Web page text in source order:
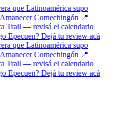
que Latinoamérica supo
Comechingón 📍
Trail — revisá el calendario
Dejá tu review acá
que Latinoamérica supo
Comechingón 📍
Trail — revisá el calendario
Dejá tu review acá